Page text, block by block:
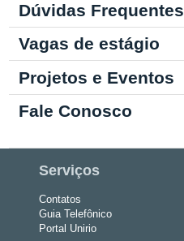
Dúvidas Frequentes
Vagas de estágio
Projetos e Eventos
Fale Conosco
Serviços
Contatos
Guia Telefônico
Portal Unirio